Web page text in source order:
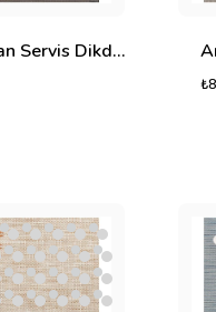
Amerikan Servis Dikdörtgen Chroma